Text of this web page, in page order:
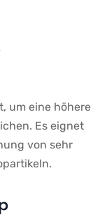
um eine​ höhere
Es ⁢eignet
‍von sehr